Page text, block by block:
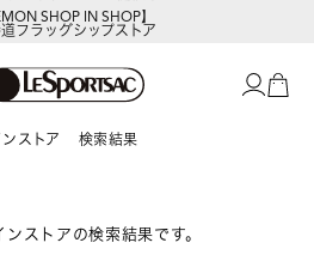
SHOP IN SHOP】
フラッグシップストア
ストア 検索結果
ストアの検索結果です。